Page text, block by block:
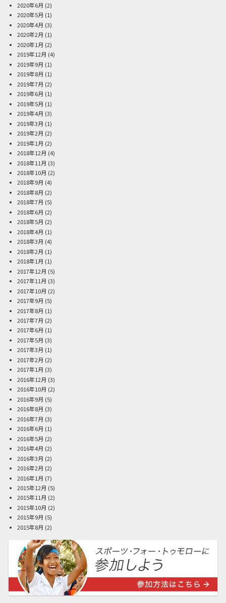
2020年6月 (2)
2020年5月 (1)
2020年4月 (3)
2020年2月 (1)
2020年1月 (2)
2019年12月 (4)
2019年9月 (1)
2019年8月 (1)
2019年7月 (2)
2019年6月 (1)
2019年5月 (1)
2019年4月 (3)
2019年3月 (1)
2019年2月 (2)
2019年1月 (2)
2018年12月 (4)
2018年11月 (3)
2018年10月 (2)
2018年9月 (4)
2018年8月 (2)
2018年7月 (5)
2018年6月 (2)
2018年5月 (2)
2018年4月 (1)
2018年3月 (4)
2018年2月 (1)
2018年1月 (1)
2017年12月 (5)
2017年11月 (3)
2017年10月 (2)
2017年9月 (5)
2017年8月 (1)
2017年7月 (2)
2017年6月 (1)
2017年5月 (3)
2017年3月 (1)
2017年2月 (2)
2017年1月 (3)
2016年12月 (3)
2016年10月 (2)
2016年9月 (5)
2016年8月 (3)
2016年7月 (3)
2016年6月 (1)
2016年5月 (2)
2016年4月 (2)
2016年3月 (2)
2016年2月 (2)
2016年1月 (7)
2015年12月 (5)
2015年11月 (2)
2015年10月 (2)
2015年9月 (5)
2015年8月 (2)